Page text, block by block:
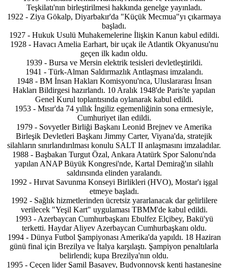
Teşkilatı'nın birleştirilmesi hakkında genelge yayınladı.
1922 - Ziya Gökalp, Diyarbakır'da "Küçük Mecmua"yı çıkarmaya
başladı.
1927 - Hukuk Usulü Muhakemelerine İlişkin Kanun kabul edildi.
1928 - Havacı Amelia Earhart, bir uçak ile Atlantik Okyanusu'nu
geçen ilk kadın oldu.
1939 - Bursa ve Mersin elektrik tesisleri devletleştirildi.
1941 - Türk-Alman Saldırmazlık Antlaşması imzalandı.
1948 - BM İnsan Hakları Komisyonu'nca, Uluslararası İnsan
Hakları Bildirgesi hazırlandı. 10 Aralık 1948'de Paris'te yapılan
Genel Kurul toplantısında oylanarak kabul edildi.
1953 - Mısır'da 74 yıllık İngiliz egemenliğinin sona ermesiyle,
Cumhuriyet ilan edildi.
1979 - Sovyetler Birliği Başkanı Leonid Brejnev ve Amerika
Birleşik Devletleri Başkanı Jimmy Carter, Viyana'da, stratejik
silahların sınırlandırılması konulu SALT II anlaşmasını imzaladılar.
1988 - Başbakan Turgut Özal, Ankara Atatürk Spor Salonu'nda
yapılan ANAP Büyük Kongresi'nde, Kartal Demirağ'ın silahlı
saldırısında elinden yaralandı.
1992 - Hırvat Savunma Konseyi Birlikleri (HVO), Mostar'ı işgal
etmeye başladı.
1992 - Sağlık hizmetlerinden ücretsiz yararlanacak dar gelirlilere
verilecek "Yeşil Kart" uygulaması TBMM'de kabul edildi.
1993 - Azerbaycan Cumhurbaşkanı Ebulfez Elçibey, Bakü'yü
terketti. Haydar Aliyev Azerbaycan Cumhurbaşkanı oldu.
1994 - Dünya Futbol Şampiyonası Amerika'da yapıldı. 18 Haziran
günü final için Brezilya ve İtalya karşılaştı. Şampiyon penaltılarla
belirlendi; kupa Brezilya'nın oldu.
1995 - Çeçen lider Şamil Basayev, Budyonnovsk kenti hastanesine